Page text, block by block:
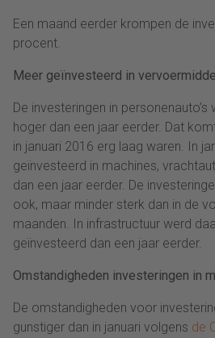
Een maand eerder krompen de
procent.
Meer geïnvesteerd in
De investeringen in personenauto’s
hoger dan een jaar eerder. Dat
in januari 2016 erg laag waren. In
geïnvesteerd in machines,
dan een jaar eerder. De
ook, maar minder sterk dan in de
maanden. In infrastructuur werd
geïnvesteerd dan een jaar eerder.
Omstandigheden investeringen in
De omstandigheden voor
gunstiger dan in januari volgens de